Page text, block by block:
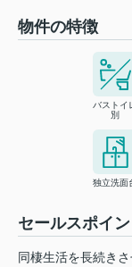
物件の特徴
バストイ
別
独立洗面
セールスポイン
同棲生活を長続き